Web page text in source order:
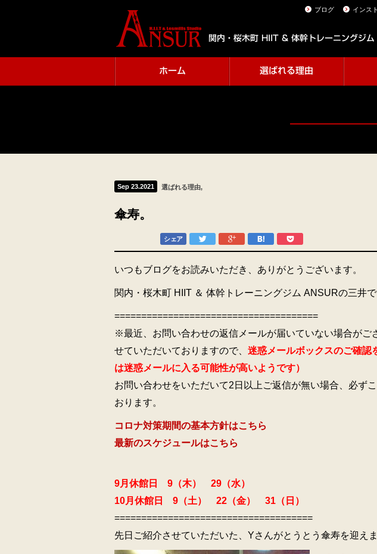
関内・桜木町 HIIT & 体幹トレーニングジム
ブログ インス
ホーム 選ばれる理由
Sep 23.2021 選ばれる理由
傘寿。
シェア
いつもブログをお読みいただき、ありがとうございます。
関内・桜木町 HIIT ＆ 体幹トレーニングジム ANSURの三井で
======================================
※最近、お問い合わせの返信メールが届いていない場合がご
せていただいておりますので、 迷惑メールボックスのご確認
は迷惑メールに入る可能性が高いようです）
お問い合わせをいただいて2日以上ご返信が無い場合、必ず
おります。
コロナ対策期間の基本方針はこちら
最新のスケジュールはこちら
9月休館日 9（木） 29（水）
10月休館日 9（土） 22（金） 31（日）
=====================================
先日ご紹介させていただいた、Yさんがとうとう傘寿を迎えま